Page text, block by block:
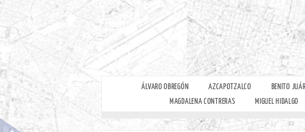
ÁLVARO OBREGÓN AZCAPOTZALCO BENITO
MAGDALENA CONTRERAS
MIGUEL HIDALGO